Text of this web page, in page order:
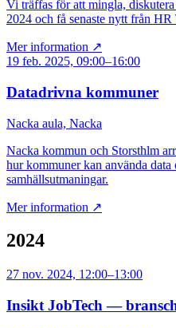
Vi träffas för att mingla,
2024 och få senaste nytt från HR
Mer information ↗
19 feb. 2025, 09:00–16:00
Datadrivna kommuner
Nacka aula, Nacka
Nacka kommun och Storsthlm
hur kommuner kan använda
samhällsutmaningar.
Mer information ↗
2024
27 nov. 2024, 12:00–13:00
Insikt JobTech —